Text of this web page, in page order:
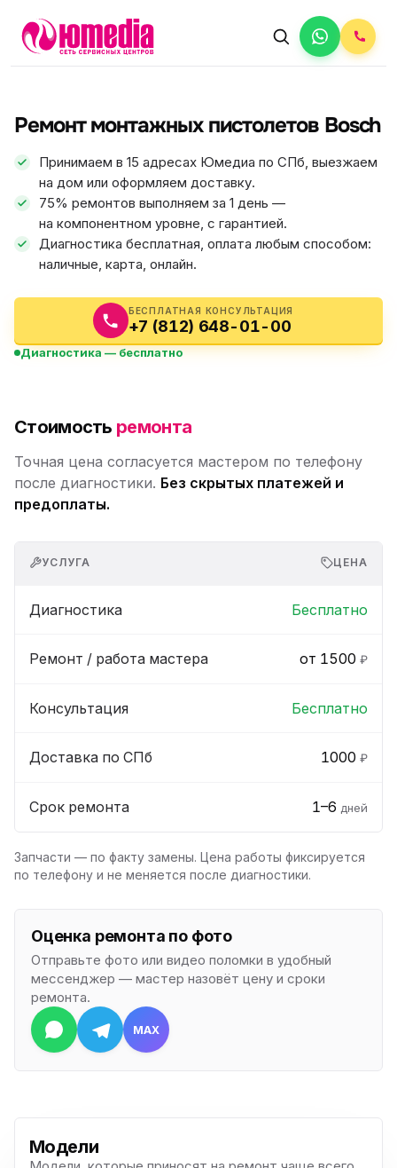
Ремонт монтажных пистолетов Bosch
Принимаем в 15 адресах Юмедиа по СПб, выезжаем
на дом или оформляем доставку.
75% ремонтов выполняем за 1 день —
на компонентном уровне, с гарантией.
Диагностика бесплатная, оплата любым способом:
наличные, карта, онлайн.
БЕСПЛАТНАЯ КОНСУЛЬТАЦИЯ
+7 (812) 648-01-00
Диагностика — бесплатно
ФИКС ЦЕНА 5.0
АВТОРИЗОВАННЫЙ СЕРВИС
Стоимость ремонта
Точная цена согласуется мастером по телефону
после диагностики. Без скрытых платежей и
предоплаты.
УСЛУГА ЦЕНА
Диагностика Бесплатно
Ремонт / работа мастера от 1500 ₽
Консультация Бесплатно
Доставка по СПб 1000 ₽
Срок ремонта 1–6 дней
Запчасти — по факту замены. Цена работы фиксируется
по телефону и не меняется после диагностики.
Оценка ремонта по фото
Отправьте фото или видео поломки в удобный
мессенджер — мастер назовёт цену и сроки
ремонта.
MAX
Модели